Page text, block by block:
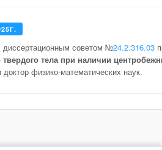
диссертационным советом №24.2.316.03
тела при наличии
доктор физико-математических наук.